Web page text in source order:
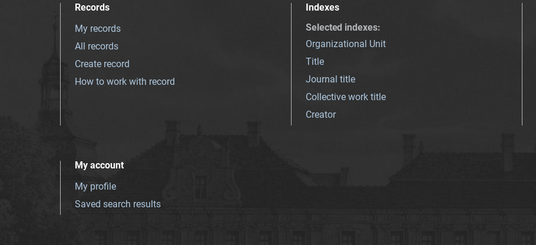
Records
My records
All records
Create record
How to work with record
Indexes
Selected indexes:
Organizational Unit
Title
Journal title
Collective work title
Creator
My account
My profile
Saved search results